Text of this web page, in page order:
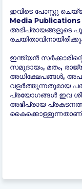
ഇവിടെ പോസ്റ്റു
Media
അഭിപ്രായങ്ങളുടെ
ഇന്ത്യന്‍
സമുദായം, മതം,
അധിക്ഷേപങ്ങൾ,
വളർത്തുന്നതുമായ
പ്രയോഗങ്ങൾ ഇവ
അഭിപ്രായ